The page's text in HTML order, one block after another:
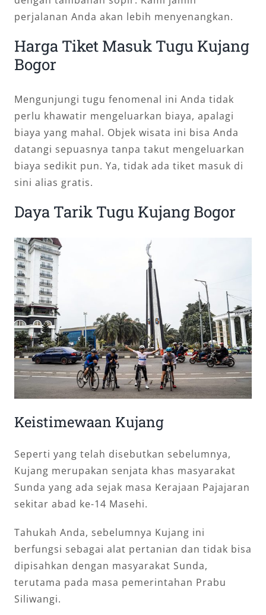
perjalanan Anda akan lebih menyenangkan.
Harga Tiket Masuk Tugu Kujang
Bogor
Mengunjungi tugu fenomenal ini Anda tidak
perlu khawatir mengeluarkan biaya, apalagi
biaya yang mahal. Objek wisata ini bisa Anda
datangi sepuasnya tanpa takut mengeluarkan
biaya sedikit pun. Ya, tidak ada tiket masuk di
sini alias gratis.
Daya Tarik Tugu Kujang Bogor
Keistimewaan Kujang
Seperti yang telah disebutkan sebelumnya,
Kujang merupakan senjata khas masyarakat
Sunda yang ada sejak masa Kerajaan Pajajaran
sekitar abad ke-14 Masehi.
Tahukah Anda, sebelumnya Kujang ini
berfungsi sebagai alat pertanian dan tidak bisa
dipisahkan dengan masyarakat Sunda,
terutama pada masa pemerintahan Prabu
Siliwangi.